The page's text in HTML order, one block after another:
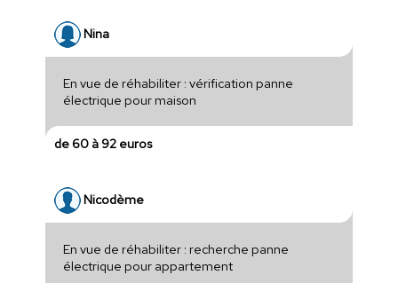
Nina
En vue de réhabiliter : vérification panne
électrique pour maison
de 60 à 92 euros
Nicodème
En vue de réhabiliter : recherche panne
électrique pour appartement